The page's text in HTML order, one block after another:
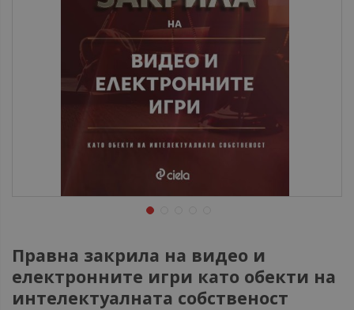
Правна закрила на видео и
електронните игри като обекти на
интелектуалната собственост